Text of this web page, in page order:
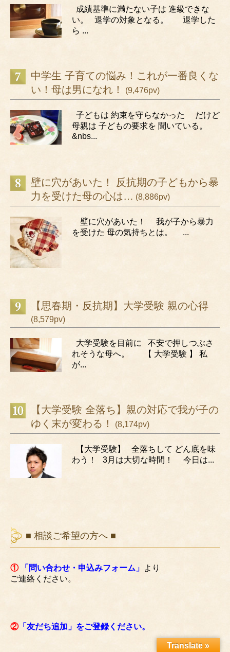
成績基準に満たない子は 進級できな
い。 退学の対象となる。 退学した
ら ...
中学生 子育ての悩み！これが一番良くな
い！母は男になれ！
(9,476pv)
子どもは 約束を守らなかった だけど
母親は 子どもの要求を 聞いている。
&nbs...
壁に穴があいた！ 反抗期の子どもから暴
力を受けた母の心は… (8,886pv)
壁に穴があいた！ 我が子から暴力
を受けた 母の気持ちとは。 ...
【思春期・反抗期】大学受験 親の心得
(8,579pv)
大学受験を目前に 不安で押しつぶさ
れそうな母へ。 【 大学受験 】 私
が...
【大学受験 全落ち】親の対応で我が子の
ゆく末が変わる！
(8,174pv)
【大学受験】 全落ちして どん底を味
わう！ 3月は大切な時間！ 今日は...
■ 相談ご希望の方へ ■
① 「問い合わせ・申込みフォーム」 より
ご連絡ください。
②「友だち追加」をご登録ください。
Translate »